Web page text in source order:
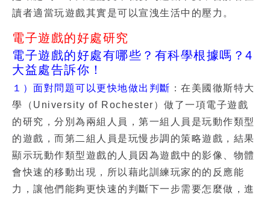
讀者適當玩遊戲其實是可以宣洩生活中的壓力。
電子遊戲的好處研究
電子遊戲的好處有哪些？有科學根據嗎？4
大益處告訴你！
１）面對問題可以更快地做出判斷 ：在美國徹斯特大
學（University of Rochester）做了一項電子遊戲
的研究，分別為兩組人員，第一組人員是玩動作類型
的遊戲，而第二組人員是玩慢步調的策略遊戲，結果
顯示玩動作類型遊戲的人員因為遊戲中的影像、物體
會快速的移動出現，所以藉此訓練玩家的的反應能
力，讓他們能夠更快速的判斷下一步需要怎麼做，進